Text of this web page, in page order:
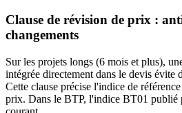
Clause de révision de prix :
changements
Sur les projets longs (6 mois et plus),
intégrée directement dans le devis évite
Cette clause précise l'indice de
prix. Dans le BTP, l'indice BT01 publié